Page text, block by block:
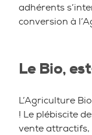
adhérents
conversion à
Le Bio,
L’Agriculture
! Le plébiscite
vente attractifs,